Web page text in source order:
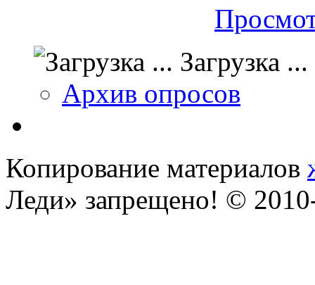
Загрузка ...
Архив опросов
Копирование материалов
Леди» запрещено! ©